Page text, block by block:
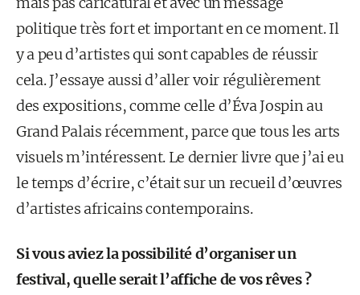
politique très fort et important en ce moment. Il
y a peu d’artistes qui sont capables de réussir
cela. J’essaye aussi d’aller voir régulièrement
des expositions, comme celle d’Éva Jospin au
Grand Palais récemment, parce que tous les arts
visuels m’intéressent. Le dernier livre que j’ai eu
le temps d’écrire, c’était sur un recueil d’œuvres
d’artistes africains contemporains.
Si vous aviez la possibilité d’organiser un
festival, quelle serait l’affiche de vos rêves ?